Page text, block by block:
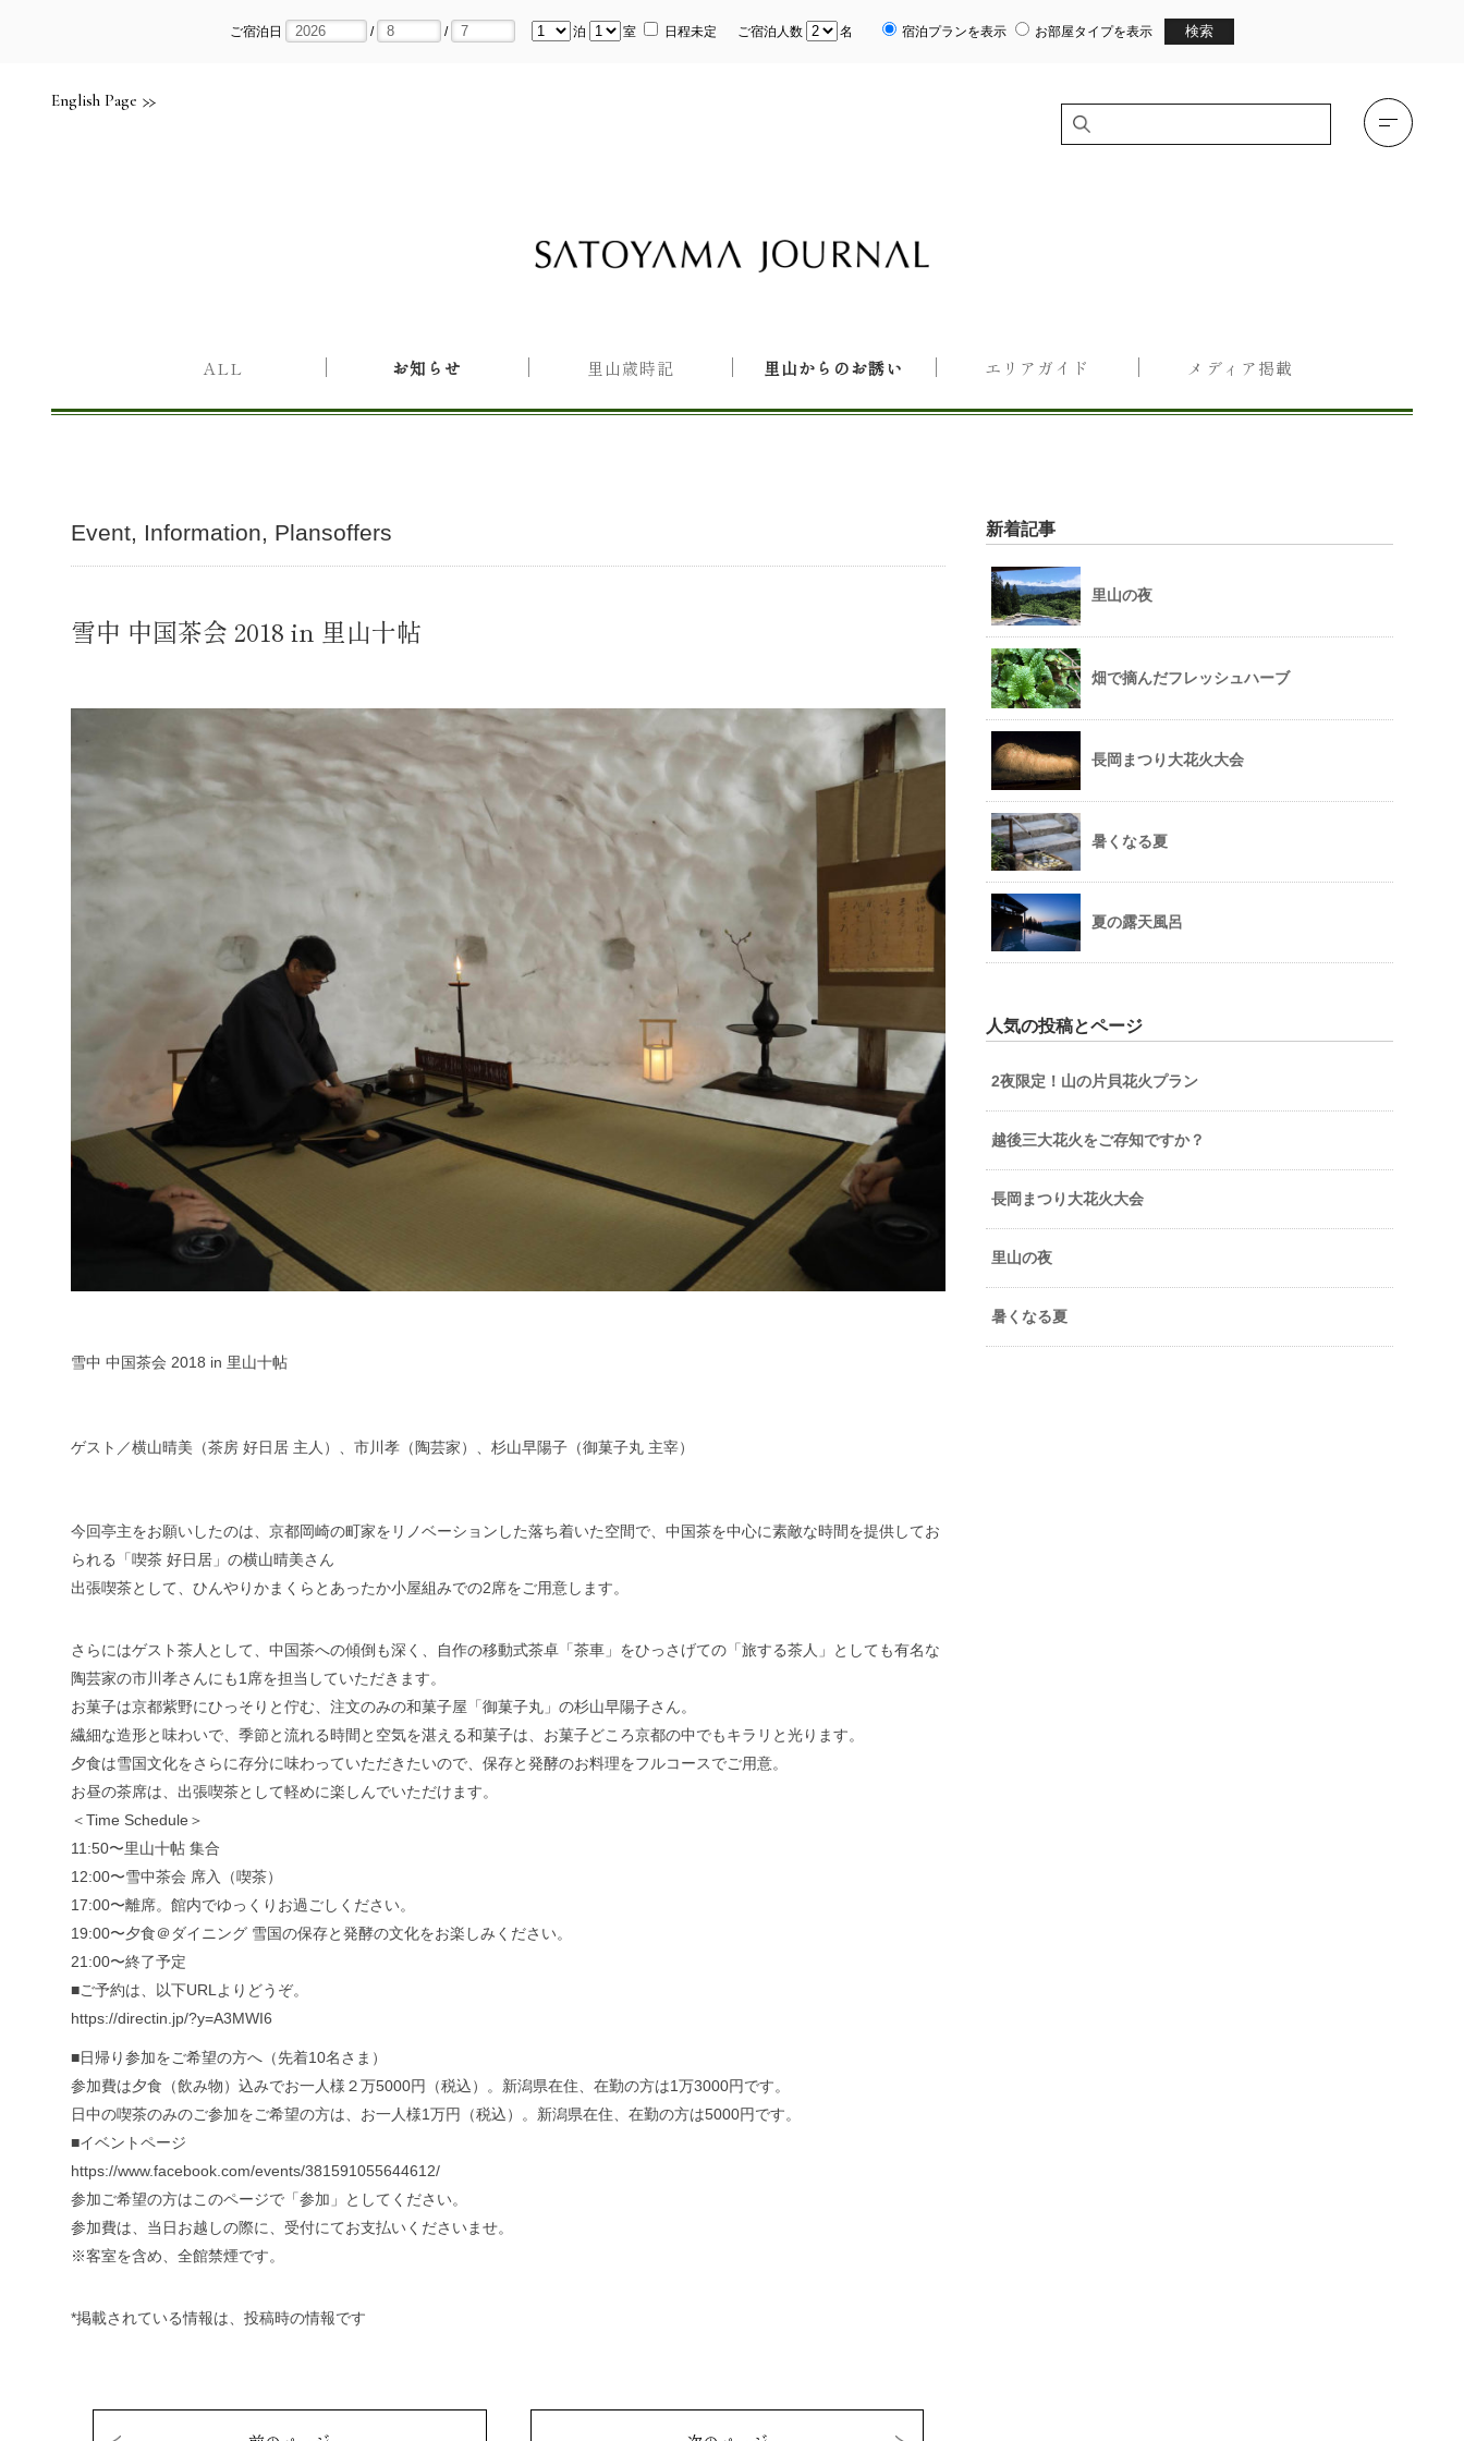
English Page
ご宿泊日 / / 泊 室 日程未定 ご宿泊人数 名 宿泊プランを表示 お部屋タイプを表示
ALL お知らせ 里山歳時記 里山からのお誘い エリアガイド メディア掲載
Event Information Plansoffers
雪中 中国茶会 2018 in 里山十帖
雪中 中国茶会 2018 in 里山十帖
ゲスト／横山晴美（茶房 好日居 主人）、市川孝（陶芸家）、杉山早陽子（御菓子丸 主宰）
今回亭主をお願いしたのは、京都岡崎の町家をリノベーションした落ち着いた空間で、中国茶を中心に素敵な時間を提供してお
られる「喫茶 好日居」の横山晴美さん
出張喫茶として、ひんやりかまくらとあったか小屋組みでの2席をご用意します。
さらにはゲスト茶人として、中国茶への傾倒も深く、自作の移動式茶卓「茶車」をひっさげての「旅する茶人」としても有名な
陶芸家の市川孝さんにも1席を担当していただきます。
お菓子は京都紫野にひっそりと佇む、注文のみの和菓子屋「御菓子丸」の杉山早陽子さん。
繊細な造形と味わいで、季節と流れる時間と空気を湛える和菓子は、お菓子どころ京都の中でもキラリと光ります。
夕食は雪国文化をさらに存分に味わっていただきたいので、保存と発酵のお料理をフルコースでご用意。
お昼の茶席は、出張喫茶として軽めに楽しんでいただけます。
＜Time Schedule＞
11:50〜里山十帖 集合
12:00〜雪中茶会 席入（喫茶）
17:00〜離席。館内でゆっくりお過ごしください。
19:00〜夕食＠ダイニング 雪国の保存と発酵の文化をお楽しみください。
21:00〜終了予定
■ご予約は、以下URLよりどうぞ。
https://directin.jp/?y=A3MWI6
■日帰り参加をご希望の方へ（先着10名さま）
参加費は夕食（飲み物）込みでお一人様２万5000円（税込）。新潟県在住、在勤の方は1万3000円です。
日中の喫茶のみのご参加をご希望の方は、お一人様1万円（税込）。新潟県在住、在勤の方は5000円です。
■イベントページ
https://www.facebook.com/events/381591055644612/
参加ご希望の方はこのページで「参加」としてください。
参加費は、当日お越しの際に、受付にてお支払いくださいませ。
※客室を含め、全館禁煙です。
*掲載されている情報は、投稿時の情報です
新着記事
里山の夜
畑で摘んだフレッシュハーブ
長岡まつり大花火大会
暑くなる夏
夏の露天風呂
人気の投稿とページ
2夜限定！山の片貝花火プラン
越後三大花火をご存知ですか？
長岡まつり大花火大会
里山の夜
暑くなる夏